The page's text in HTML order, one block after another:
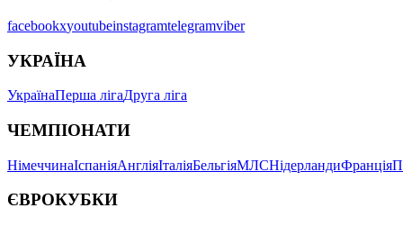
facebookxyoutubeinstagramtelegramviber
УКРАЇНА
УкраїнаПерша лігаДруга ліга
ЧЕМПІОНАТИ
НімеччинаІспаніяАнгліяІталіяБельгіяМЛСНідерландиФранція
ЄВРОКУБКИ